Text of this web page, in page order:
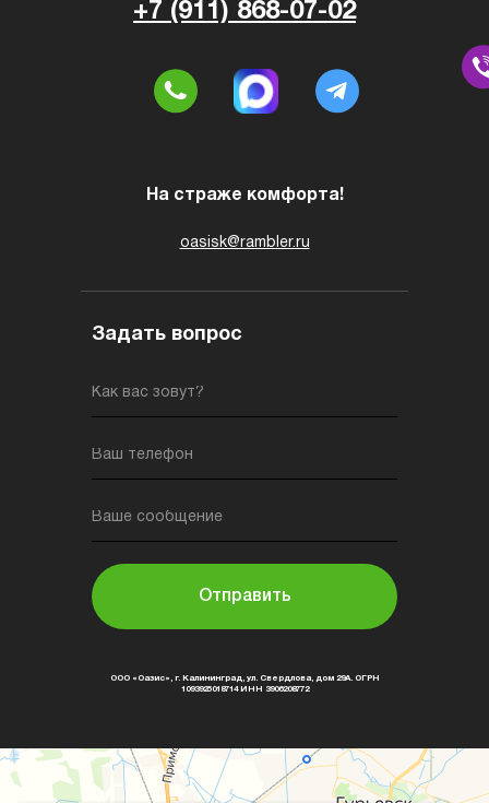
Как вас зовут?
Ваш телефон
Ваше сообщение
Отправить
oasisk@rambler.ru
На страже комфорта!
+7 (911) 868-07-02
Задать вопрос
ООО «Оазис», г. Калининград, ул. Свердлова, дом 29А. ОГРН
1093925018714 ИНН 3906208772